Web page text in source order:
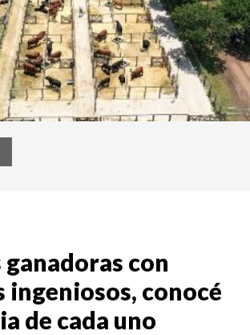
ganadoras con
ingeniosos, conocé
de cada uno